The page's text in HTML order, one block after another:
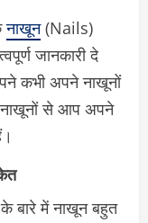
नाखून(Nails)
जानकारी दे
कभी अपने नाखूनों
नाखूनों से आप अपने
बारे में नाखून बहुत